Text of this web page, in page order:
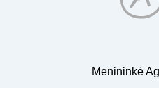
Menininkė